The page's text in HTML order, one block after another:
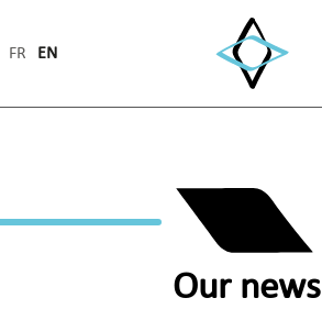
FR EN
Our news